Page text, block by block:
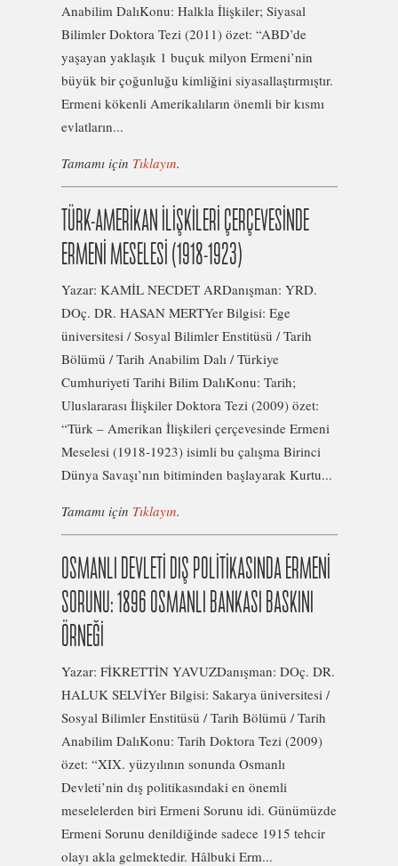
Anabilim DalıKonu: Halkla İlişkiler; Siyasal
Bilimler Doktora Tezi (2011) özet: “ABD’de
yaşayan yaklaşık 1 buçuk milyon Ermeni’nin
büyük bir çoğunluğu kimliğini siyasallaştırmıştır.
Ermeni kökenli Amerikalıların önemli bir kısmı
evlatların...
Tamamı için Tıklayın.
TÜRK-AMERİKAN İLİŞKİLERİ ÇERÇEVESİNDE
ERMENİ MESELESİ (1918-1923)
Yazar: KAMİL NECDET ARDanışman: YRD.
DOç. DR. HASAN MERTYer Bilgisi: Ege
üniversitesi / Sosyal Bilimler Enstitüsü / Tarih
Bölümü / Tarih Anabilim Dalı / Türkiye
Cumhuriyeti Tarihi Bilim DalıKonu: Tarih;
Uluslararası İlişkiler Doktora Tezi (2009) özet:
“Türk – Amerikan İlişkileri çerçevesinde Ermeni
Meselesi (1918-1923) isimli bu çalışma Birinci
Dünya Savaşı’nın bitiminden başlayarak Kurtu...
Tamamı için Tıklayın.
OSMANLI DEVLETİ DIŞ POLİTİKASINDA ERMENİ
SORUNU: 1896 OSMANLI BANKASI BASKINI
ÖRNEĞİ
Yazar: FİKRETTİN YAVUZDanışman: DOç. DR.
HALUK SELVİYer Bilgisi: Sakarya üniversitesi /
Sosyal Bilimler Enstitüsü / Tarih Bölümü / Tarih
Anabilim DalıKonu: Tarih Doktora Tezi (2009)
özet: “XIX. yüzyılının sonunda Osmanlı
Devleti’nin dış politikasındaki en önemli
meselelerden biri Ermeni Sorunu idi. Günümüzde
Ermeni Sorunu denildiğinde sadece 1915 tehcir
olayı akla gelmektedir. Hâlbuki Erm...